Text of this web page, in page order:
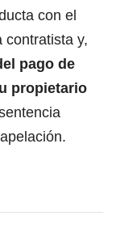
con el
contratista y,
pago de
propietario